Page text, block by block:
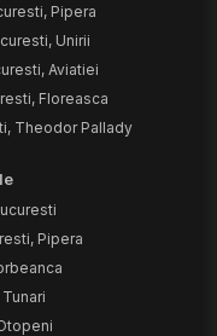
Pipera
Unirii
Aviatiei
Floreasca
Theodor Pallady
Pipera